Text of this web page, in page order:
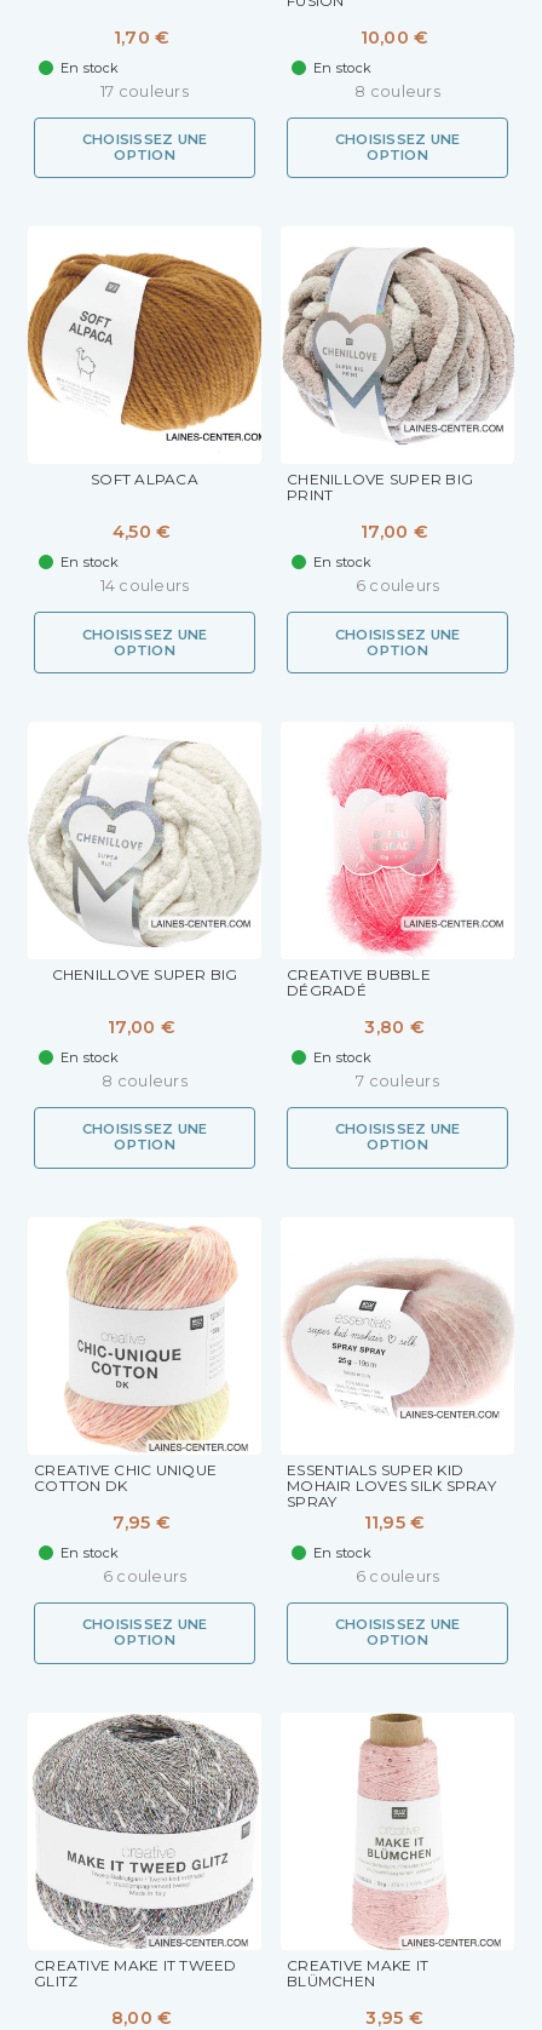
1,70 €
En stock
17 couleurs
CHOISISSEZ UNE
OPTION
10,00 €
En stock
8 couleurs
CHOISISSEZ UNE
OPTION
SOFT ALPACA
4,50 €
En stock
14 couleurs
CHOISISSEZ UNE
OPTION
CHENILLOVE SUPER BIG
PRINT
17,00 €
En stock
6 couleurs
CHOISISSEZ UNE
OPTION
CHENILLOVE SUPER BIG
17,00 €
En stock
8 couleurs
CHOISISSEZ UNE
OPTION
CREATIVE BUBBLE
DÉGRADÉ
3,80 €
En stock
7 couleurs
CHOISISSEZ UNE
OPTION
CREATIVE CHIC UNIQUE
COTTON DK
7,95 €
En stock
6 couleurs
CHOISISSEZ UNE
OPTION
ESSENTIALS SUPER KID
MOHAIR LOVES SILK SPRAY
SPRAY
11,95 €
En stock
6 couleurs
CHOISISSEZ UNE
OPTION
CREATIVE MAKE IT TWEED
GLITZ
8,00 €
CREATIVE MAKE IT
BLÜMCHEN
3,95 €